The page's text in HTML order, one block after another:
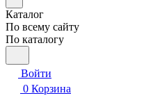
Каталог
По всему сайту
По каталогу
Войти
0 Корзина